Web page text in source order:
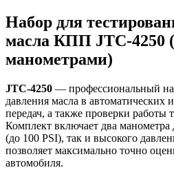
Набор для
масла КПП JTC-4250
манометрами)
JTC-4250 — профессиональный
давления масла в автоматических
передач, а также проверки
Комплект включает два манометра
(до 100 PSI), так и высокого
позволяет максимально точно
автомобиля.